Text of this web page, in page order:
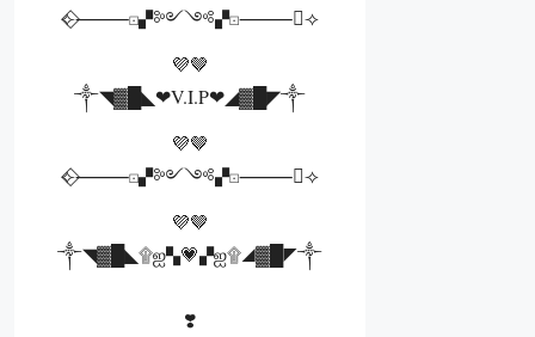
⟣⃟⸻⚀▞༻༺▞⚀⸻⃟⟢
💜🤎
༒◥▓█◣❤V.I.P❤◢▓█◤༒
💜🤎
⟣⃟⸻⚀▞༻༺▞⚀⸻⃟⟢
💜🤎
༒◥▓█◣۩ஐ▚💗▞ஐ۩◢▓█◤༒
❣️